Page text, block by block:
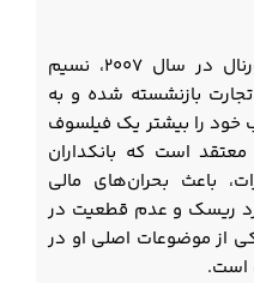
در مقاله‌ای از وال استریت ژورنال در سال ۲۰۰۷، نسیم
بازنشسته شده و به
خود را بیشتر یک فیلسوف
است که بانکداران
باعث بحران‌های مالی
ریسک و عدم قطعیت در
از موضوعات اصلی او در
است.